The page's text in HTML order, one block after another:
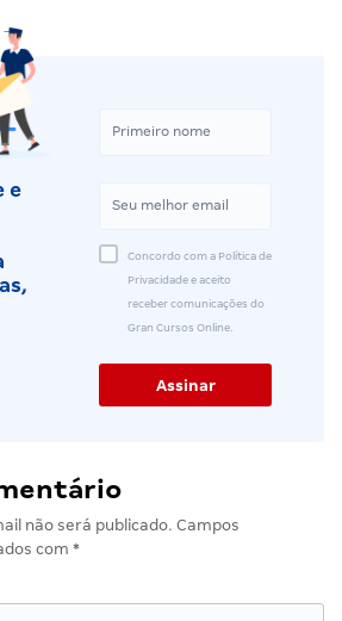
e
Concordo com a Política de
Privacidade e aceito
receber comunicações do
Gran Cursos Online.
não será publicado. Campos
com *